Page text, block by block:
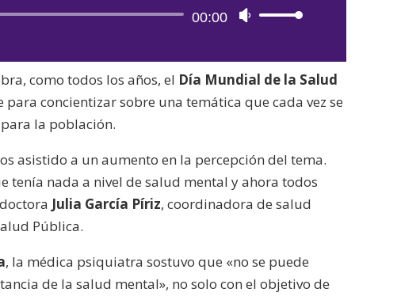
Reproductor
audio
00:00
Utiliza
teclas
de
flecha
volumen.
como todos los años, el Día Mundial de la Salud
para concientizar sobre una temática que cada vez se
la población.
asistido a un aumento en la percepción del tema.
tenía nada a nivel de salud mental y ahora todos
Julia García Píriz, coordinadora de salud
Pública.
, la médica psiquiatra sostuvo que «no se puede
de la salud mental», no solo con el objetivo de